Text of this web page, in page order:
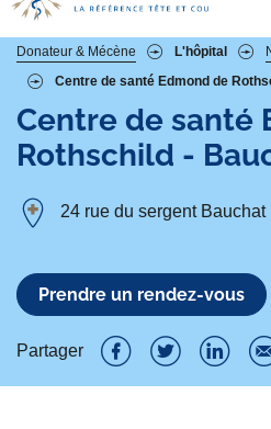
Fil
d'Ariane
Donateur & Mécène L'hôpital
Centre de santé Edmond de
Centre de santé
Rothschild -
24 rue du sergent
Prendre un rendez-vous
Partager
P
P
P
P